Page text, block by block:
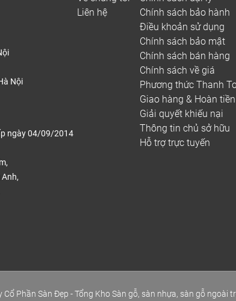
Nội
ngày 04/09/2014
Liên hệ
Chính sách bảo hành
Điều khoản sử dụng
Chính sách bảo mật
Chính sách bán hàng
Chính sách về giá
Phương thức Thanh
Giao hàng & Hoàn tiền
Giải quyết khiếu nại
Thông tin chủ sở hữu
Hỗ trợ trực tuyến
Cổ Phần Sàn Đẹp - Tổng Kho Sàn gỗ, sàn nhựa, sàn gỗ ngoài